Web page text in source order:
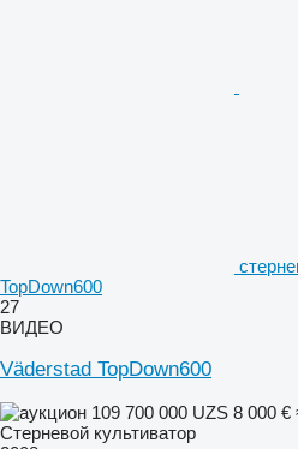
TopDown600
27
ВИДЕО
Väderstad TopDown600
109 700 000 UZS 8 000 €
Стерневой культиватор